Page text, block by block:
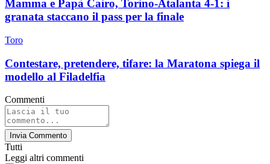
Mamma e Papà Cairo, Torino-Atalanta 4-1: i
granata staccano il pass per la finale
Toro
Contestare, pretendere, tifare: la Maratona spiega il
modello al Filadelfia
Commenti
Invia Commento
Tutti
Leggi altri commenti